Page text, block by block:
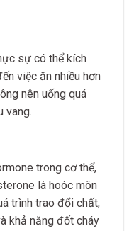
sự có thể kích
việc ăn nhiều hơn
nên uống quá
vang.
trong cơ thể,
là hoóc môn
trình trao đổi chất,
khả năng đốt cháy